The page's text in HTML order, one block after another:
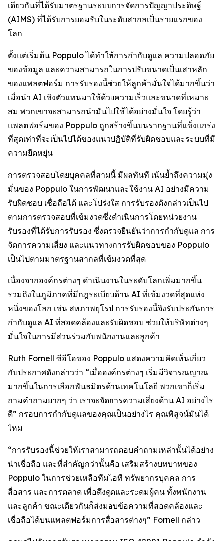
เดียวกันที่ได้รับมาตรฐานระบบการจัดการปัญญาประดิษฐ์
(AIMS) ที่ได้รับการยอมรับในระดับสากลเป็นรายแรกของ
โลก
ตั้งแต่เริ่มต้น Poppulo ได้ทำให้การกำกับดูแล ความปลอดภัย
ของข้อมูล และความสามารถในการปรับขนาดเป็นเสาหลัก
ของแพลตฟอร์ม การรับรองนี้ช่วยให้ลูกค้ามั่นใจได้มากขึ้นว่า
เมื่อนำ AI เชิงตัวแทนมาใช้ด้วยความเร็วและขนาดที่เหมาะ
สม พวกเขาจะสามารถนำมันไปใช้ได้อย่างมั่นใจ โดยรู้ว่า
แพลตฟอร์มของ Poppulo ถูกสร้างขึ้นบนรากฐานที่แข็งแกร่ง
ที่สุดเท่าที่จะเป็นไปได้ของแนวปฏิบัติที่รับผิดชอบและระบบที่มี
ความยืดหยุ่น
การตรวจสอบโดยบุคคลที่สามนี้ มีผลทันที เน้นย้ำถึงความมุ่ง
มั่นของ Poppulo ในการพัฒนาและใช้งาน AI อย่างมีความ
รับผิดชอบ เชื่อถือได้ และโปร่งใส การรับรองดังกล่าวเป็นไป
ตามการตรวจสอบที่เข้มงวดซึ่งดำเนินการโดยหน่วยงาน
รับรองที่ได้รับการรับรอง ซึ่งตรวจยืนยันว่าการกำกับดูแล การ
จัดการความเสี่ยง และแนวทางการรับผิดชอบของ Poppulo
เป็นไปตามมาตรฐานสากลที่เข้มงวดที่สุด
เนื่องจากองค์กรต่างๆ ดำเนินงานในระดับโลกเพิ่มมากขึ้น
รวมถึงในภูมิภาคที่มีกฎระเบียบด้าน AI ที่เข้มงวดที่สุดแห่ง
หนึ่งของโลก เช่น สหภาพยุโรป การรับรองนี้จึงรับประกันการ
กำกับดูแล AI ที่สอดคล้องและรับผิดชอบ ช่วยให้บริษัทต่างๆ
มั่นใจในการมีส่วนร่วมกับพนักงานและลูกค้า
Ruth Fornell ซีอีโอของ Poppulo แสดงความคิดเห็นเกี่ยว
กับประกาศดังกล่าวว่า “เมื่อองค์กรต่างๆ เริ่มมีวิจารณญาณ
มากขึ้นในการเลือกพันธมิตรด้านเทคโนโลยี พวกเขาก็เริ่ม
ถามคำถามยากๆ ว่า เราจะจัดการความเสี่ยงด้าน AI อย่างไร
ดี” กรอบการกำกับดูแลของคุณเป็นอย่างไร คุณพิสูจน์มันได้
ไหม
“การรับรองนี้ช่วยให้เราสามารถตอบคำถามเหล่านั้นได้อย่าง
น่าเชื่อถือ และที่สำคัญกว่านั้นคือ เสริมสร้างบทบาทของ
Poppulo ในการช่วยเหลือทีมไอที ทรัพยากรบุคคล การ
สื่อสาร และการตลาด เพื่อดึงดูดและระดมผู้คน ทั้งพนักงาน
และลูกค้า ขณะเดียวกันก็ส่งมอบข้อความที่สอดคล้องและ
เชื่อถือได้บนแพลตฟอร์มการสื่อสารต่างๆ” Fornell กล่าว